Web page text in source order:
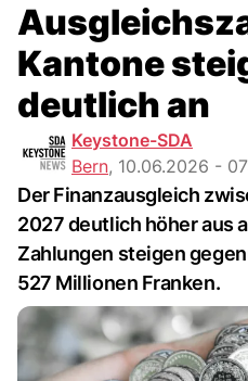
Kantone
deutlich an
Keystone-SDA
Bern, 10.06.2026 -
Der Finanzausgleich
2027 deutlich höher aus
Zahlungen steigen
527 Millionen Franken.